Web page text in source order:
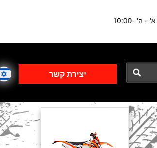
שעות פתיחה ימים א' - ה' 10:00-
יצירת קשר